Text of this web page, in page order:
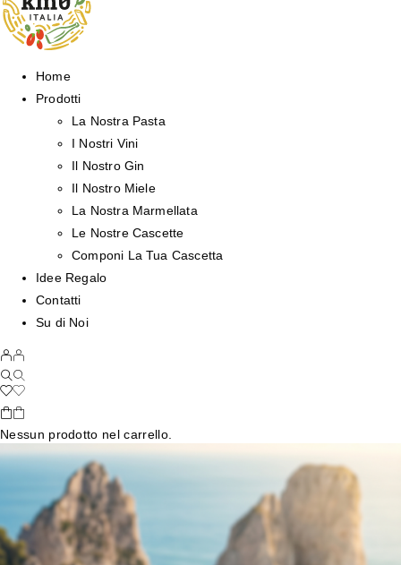
Home
Prodotti
La Nostra Pasta
I Nostri Vini
Il Nostro Gin
Il Nostro Miele
La Nostra Marmellata
Le Nostre Cascette
Componi La Tua Cascetta
Idee Regalo
Contatti
Su di Noi
Nessun prodotto nel carrello.